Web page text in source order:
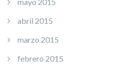
abril 2015
marzo 2015
febrero 2015